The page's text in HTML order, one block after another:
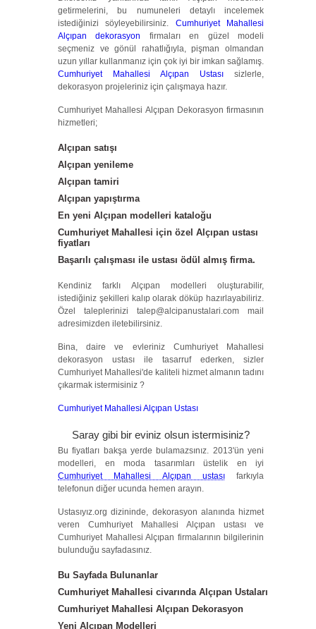
getirmelerini, bu numuneleri detaylı incelemek
istediğinizi söyleyebilirsiniz. Cumhuriyet Mahallesi
Alçıpan dekorasyon
firmaları en güzel modeli
seçmeniz ve gönül rahatlığıyla, pişman olmandan
uzun yıllar kullanmanız için çok iyi bir imkan sağlamış.
Cumhuriyet Mahallesi Alçıpan Ustası sizlerle,
dekorasyon projeleriniz için çalışmaya hazır.
Cumhuriyet Mahallesi Alçıpan Dekorasyon firmasının
hizmetleri;
Alçıpan satışı
Alçıpan yenileme
Alçıpan tamiri
Alçıpan yapıştırma
En yeni Alçıpan modelleri kataloğu
Cumhuriyet Mahallesi için özel Alçıpan ustası
fiyatları
Başarılı çalışması ile ustası ödül almış firma.
Kendiniz farklı Alçıpan modelleri oluşturabilir,
istediğiniz şekilleri kalıp olarak döküp hazırlayabiliriz.
Özel taleplerinizi talep@alcipanustalari.com mail
adresimizden iletebilirsiniz.
Bina, daire ve evleriniz Cumhuriyet Mahallesi
dekorasyon ustası ile tasarruf ederken, sizler
Cumhuriyet Mahallesi'de kaliteli hizmet almanın tadını
çıkarmak istermisiniz ?
Cumhuriyet Mahallesi Alçıpan Ustası
Saray gibi bir eviniz olsun istermisiniz?
Bu fiyatları bakşa yerde bulamazsınız. 2013'ün yeni
modelleri, en moda tasarımları üstelik en iyi
Cumhuriyet Mahallesi Alçıpan ustasıfarkıyla
telefonun diğer ucunda hemen arayın.
Ustasıyız.org dizininde, dekorasyon alanında hizmet
veren Cumhuriyet Mahallesi Alçıpan ustası ve
Cumhuriyet Mahallesi Alçıpan firmalarının bilgilerinin
bulunduğu sayfadasınız.
Bu Sayfada Bulunanlar
Cumhuriyet Mahallesi civarında Alçıpan Ustaları
Cumhuriyet Mahallesi Alçıpan Dekorasyon
Yeni Alçıpan Modelleri